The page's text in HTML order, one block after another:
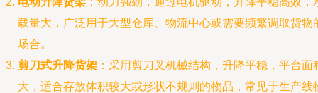
载量大，广泛用于大型仓库、物流中心或需要频繁调取货物
场合。
剪刀式升降货架 ：采用剪刀叉机械结构，升降平稳，平台面
大，适合存放体积较大或形状不规则的物品，常见于生产线